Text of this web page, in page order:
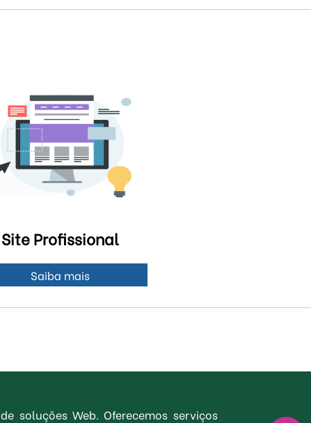
Site Profissional
Saiba mais
soluções Web. Oferecemos serviços